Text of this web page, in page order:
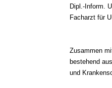
Dipl.-Inform.
Facharzt für
Zusammen
bestehend
und